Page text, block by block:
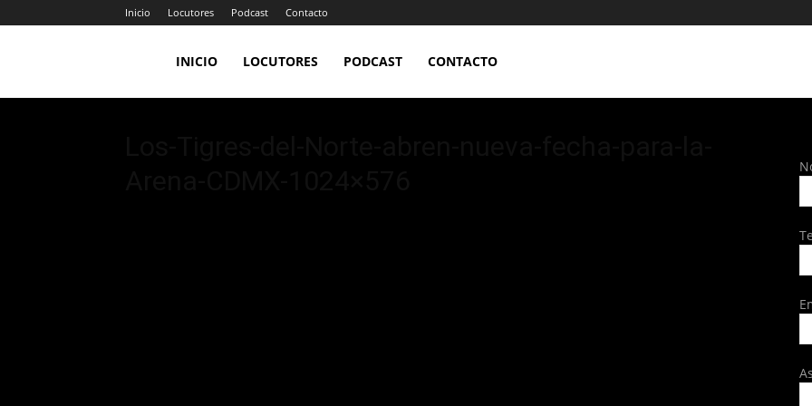
Inicio Locutores Podcast Contacto
INICIO LOCUTORES PODCAST CONTACTO